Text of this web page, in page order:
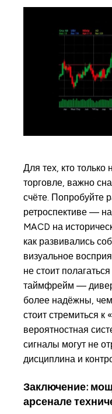
Для тех, кто только
торговле, важно
счёте. Попробуйте
ретроспективе —
MACD на
как развивались
визуальное
не стоит
таймфрейм —
более надёжны,
стоит стремиться
вероятностная
сигналы могут не
дисциплина и
Заключение:
арсенале